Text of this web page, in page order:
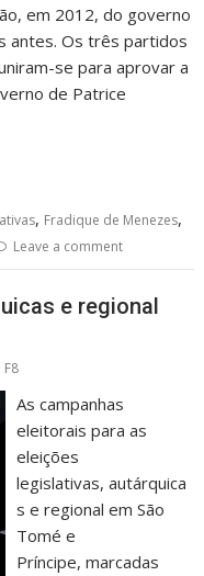
em 2012, do governo
antes. Os três partidos
se para aprovar a
de Patrice
, Fradique de Menezes,
Leave a comment
e regional
F8
As campanhas
eleitorais para as
eleições
legislativas, autárquica
s e regional em São
Tomé e
Príncipe, marcadas